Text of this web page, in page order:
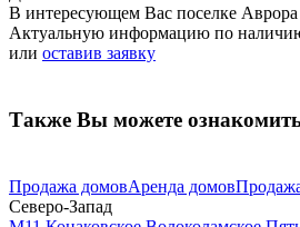
В интересующем Вас поселке
Актуальную информацию по
или оставив заявку
Также Вы можете
Продажа домовАренда домов
Северо-Запад